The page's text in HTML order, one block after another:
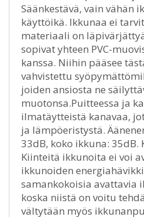
Säänkestävä, vain vähän
käyttöikä. Ikkunaa ei
materiaali on
sopivat yhteen PVC-
kanssa. Niihin pääsee
vahvistettu
joiden ansiosta ne
muotonsa.Puitteessa ja
ilmatäytteistä kanavaa,
ja lämpöeristystä.
33dB, koko ikkuna:
Kiinteitä ikkunoita ei voi
ikkunoiden
samankokoisia avattavia
koska niistä on voitu
vältytään myös